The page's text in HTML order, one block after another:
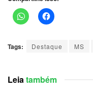
Tags: Destaque MS
Leiatambém